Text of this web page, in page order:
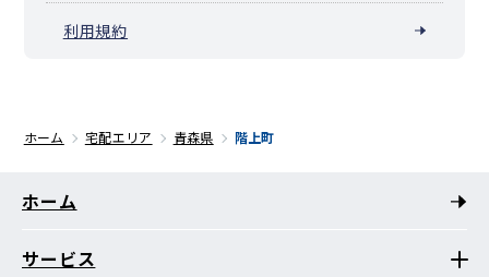
利用規約
ホーム 宅配エリア 青森県 階上町
ホーム
サービス